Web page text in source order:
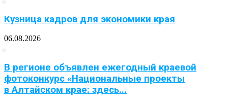
Кузница кадров для экономики края
06.08.2026
В регионе объявлен ежегодный краевой
фотоконкурс «Национальные проекты
в Алтайском крае: здесь...